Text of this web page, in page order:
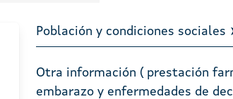
Población y condiciones
Otra información ( prestación
embarazo y enfermedades de